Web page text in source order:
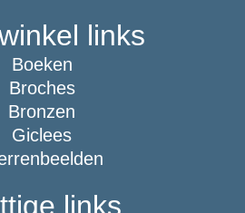
links
Boeken
Broches
Bronzen
Giclees
links